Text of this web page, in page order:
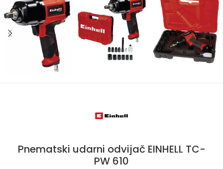
Pnematski udarni odvijač EINHELL TC-
PW 610